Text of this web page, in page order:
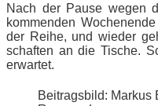
Nach der Pau­se we­gen
kom­men­den
der Rei­he, und wie­der
schaf­ten an die Ti­sche.
erwartet.
Bei­trags­bild: Mar­kus